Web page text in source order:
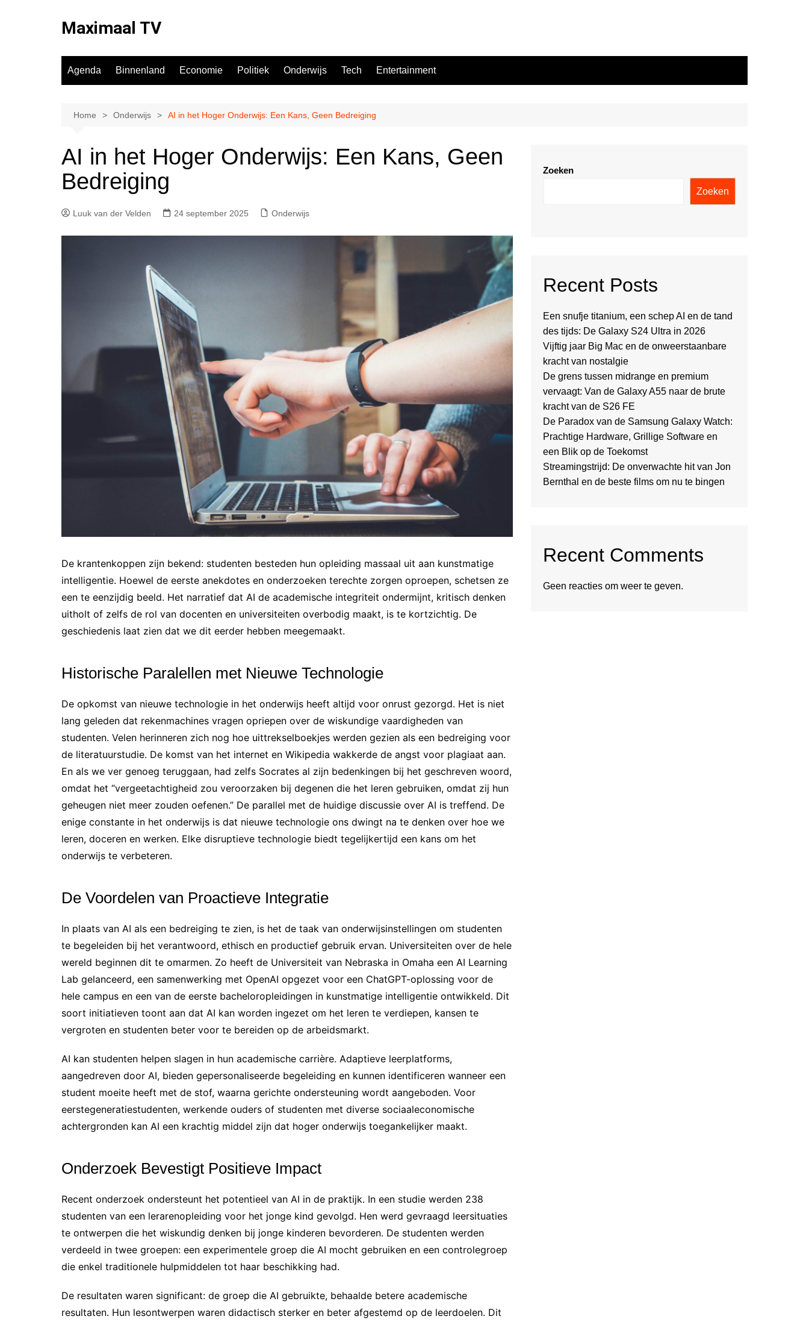
Maximaal TV
Agenda Binnenland Economie Politiek Onderwijs Tech Entertainment
Home Onderwijs AI in het Hoger Onderwijs: Een Kans, Geen Bedreiging
AI in het Hoger Onderwijs: Een Kans, Geen
Bedreiging
Luuk van der Velden 24 september 2025 Onderwijs
De krantenkoppen zijn bekend: studenten besteden hun opleiding massaal uit aan kunstmatige
intelligentie. Hoewel de eerste anekdotes en onderzoeken terechte zorgen oproepen, schetsen ze
een te eenzijdig beeld. Het narratief dat AI de academische integriteit ondermijnt, kritisch denken
uitholt of zelfs de rol van docenten en universiteiten overbodig maakt, is te kortzichtig. De
geschiedenis laat zien dat we dit eerder hebben meegemaakt.
Historische Paralellen met Nieuwe Technologie
De opkomst van nieuwe technologie in het onderwijs heeft altijd voor onrust gezorgd. Het is niet
lang geleden dat rekenmachines vragen opriepen over de wiskundige vaardigheden van
studenten. Velen herinneren zich nog hoe uittrekselboekjes werden gezien als een bedreiging voor
de literatuurstudie. De komst van het internet en Wikipedia wakkerde de angst voor plagiaat aan.
En als we ver genoeg teruggaan, had zelfs Socrates al zijn bedenkingen bij het geschreven woord,
omdat het “vergeetachtigheid zou veroorzaken bij degenen die het leren gebruiken, omdat zij hun
geheugen niet meer zouden oefenen.” De parallel met de huidige discussie over AI is treffend. De
enige constante in het onderwijs is dat nieuwe technologie ons dwingt na te denken over hoe we
leren, doceren en werken. Elke disruptieve technologie biedt tegelijkertijd een kans om het
onderwijs te verbeteren.
De Voordelen van Proactieve Integratie
In plaats van AI als een bedreiging te zien, is het de taak van onderwijsinstellingen om studenten
te begeleiden bij het verantwoord, ethisch en productief gebruik ervan. Universiteiten over de hele
wereld beginnen dit te omarmen. Zo heeft de Universiteit van Nebraska in Omaha een AI Learning
Lab gelanceerd, een samenwerking met OpenAI opgezet voor een ChatGPT-oplossing voor de
hele campus en een van de eerste bacheloropleidingen in kunstmatige intelligentie ontwikkeld. Dit
soort initiatieven toont aan dat AI kan worden ingezet om het leren te verdiepen, kansen te
vergroten en studenten beter voor te bereiden op de arbeidsmarkt.
AI kan studenten helpen slagen in hun academische carrière. Adaptieve leerplatforms,
aangedreven door AI, bieden gepersonaliseerde begeleiding en kunnen identificeren wanneer een
student moeite heeft met de stof, waarna gerichte ondersteuning wordt aangeboden. Voor
eerstegeneratiestudenten, werkende ouders of studenten met diverse sociaaleconomische
achtergronden kan AI een krachtig middel zijn dat hoger onderwijs toegankelijker maakt.
Onderzoek Bevestigt Positieve Impact
Recent onderzoek ondersteunt het potentieel van AI in de praktijk. In een studie werden 238
studenten van een lerarenopleiding voor het jonge kind gevolgd. Hen werd gevraagd leersituaties
te ontwerpen die het wiskundig denken bij jonge kinderen bevorderen. De studenten werden
verdeeld in twee groepen: een experimentele groep die AI mocht gebruiken en een controlegroep
die enkel traditionele hulpmiddelen tot haar beschikking had.
De resultaten waren significant: de groep die AI gebruikte, behaalde betere academische
resultaten. Hun lesontwerpen waren didactisch sterker en beter afgestemd op de leerdoelen. Dit
Zoeken
Zoeken
Recent Posts
Een snufje titanium, een schep AI en de tand
des tijds: De Galaxy S24 Ultra in 2026
Vijftig jaar Big Mac en de onweerstaanbare
kracht van nostalgie
De grens tussen midrange en premium
vervaagt: Van de Galaxy A55 naar de brute
kracht van de S26 FE
De Paradox van de Samsung Galaxy Watch:
Prachtige Hardware, Grillige Software en
een Blik op de Toekomst
Streamingstrijd: De onverwachte hit van Jon
Bernthal en de beste films om nu te bingen
Recent Comments
Geen reacties om weer te geven.